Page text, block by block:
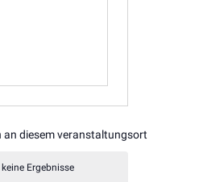
diesem veranstaltungsort
Ergebnisse